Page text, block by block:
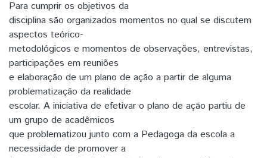
Para cumprir os objetivos da
disciplina são organizados momentos no qual se discutem
aspectos teórico-
metodológicos e momentos de observações, entrevistas,
participações em reuniões
e elaboração de um plano de ação a partir de alguma
problematização da realidade
escolar. A iniciativa de efetivar o plano de ação partiu de
um grupo de acadêmicos
que problematizou junto com a Pedagoga da escola a
necessidade de promover a